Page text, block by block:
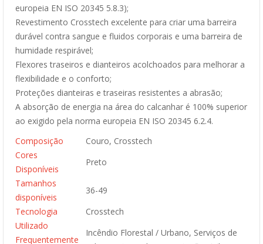
europeia EN ISO 20345 5.8.3);
Revestimento Crosstech excelente para criar uma barreira
durável contra sangue e fluidos corporais e uma barreira de
humidade respirável;
Flexores traseiros e dianteiros acolchoados para melhorar a
flexibilidade e o conforto;
Proteções dianteiras e traseiras resistentes a abrasão;
A absorção de energia na área do calcanhar é 100% superior
ao exigido pela norma europeia EN ISO 20345 6.2.4.
Composição
Couro, Crosstech
Cores
Disponíveis
Preto
Tamanhos
disponíveis
36-49
Tecnologia
Crosstech
Utilizado
Frequentemente
Incêndio Florestal / Urbano, Serviços de